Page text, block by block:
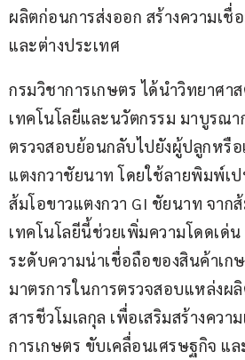
ผลิตก่อนการส่งออก สร้างความเ
และต่างประเทศ
กรมวิชาการเกษตร ได้นำวิทยาศา
เทคโนโลยีและนวัตกรรม มาบูรณ
ตรวจสอบย้อนกลับไปยังผู้ปลูกหรื
แตงกวาชัยนาท โดยใช้ลายพิมพ์เ
ส้มโอขาวแตงกวา GI ชัยนาท จาก
เทคโนโลยีนี้ช่วยเพิ่มความโดดเด่
ระดับความน่าเชื่อถือของสินค้าเก
มาตรการในการตรวจสอบแหล่งผ
สารชีวโมเลกุล เพื่อเสริมสร้างควา
การเกษตร ขับเคลื่อนเศรษฐกิจ แ